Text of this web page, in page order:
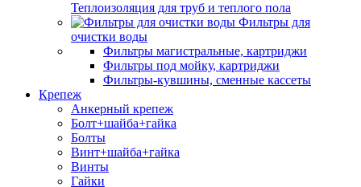
Теплоизоляция для труб и теплого пола
Фильтры для
очистки воды
Фильтры магистральные, картриджи
Фильтры под мойку, картриджи
Фильтры-кувшины, сменные кассеты
Крепеж
Анкерный крепеж
Болт+шайба+гайка
Болты
Винт+шайба+гайка
Винты
Гайки